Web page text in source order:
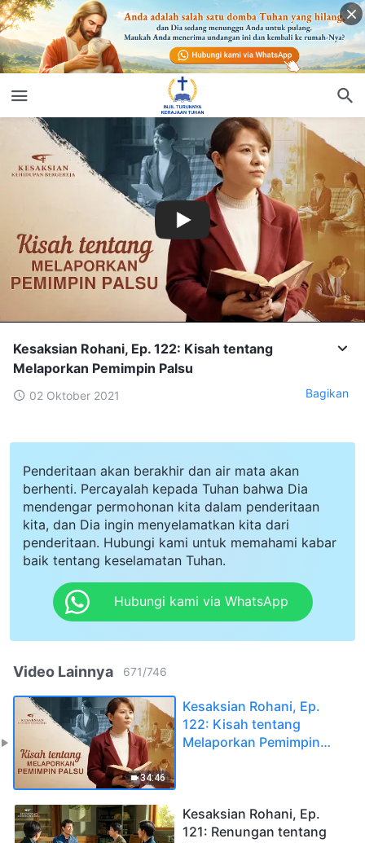
Kesaksian Rohani, Ep. 122: Kisah tentang
Melaporkan Pemimpin Palsu
02 Oktober 2021 Bagikan
Penderitaan akan berakhir dan air mata akan
berhenti. Percayalah kepada Tuhan bahwa Dia
mendengar permohonan kita dalam penderitaan
kita, dan Dia ingin menyelamatkan kita dari
penderitaan. Hubungi kami untuk memahami kabar
baik tentang keselamatan Tuhan.
Hubungi kami via WhatsApp
Video Lainnya 671/746
34:46
Kesaksian Rohani, Ep.
122: Kisah tentang
Melaporkan Pemimpin
Kesaksian Rohani, Ep.
121: Renungan tentang